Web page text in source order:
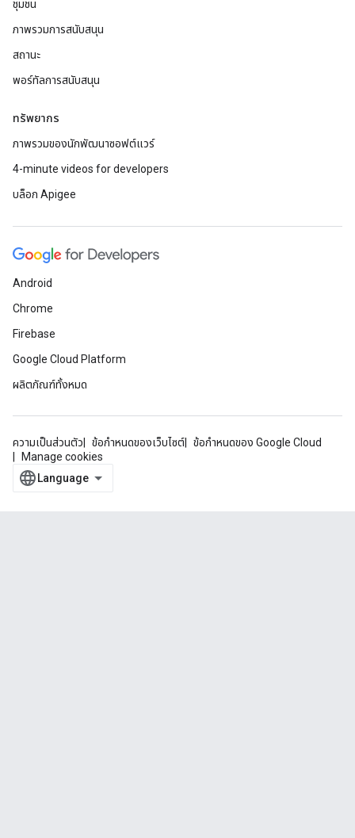
ชุมชน
ภาพรวมการสนับสนุน
สถานะ
พอร์ทัลการสนับสนุน
ทรัพยากร
ภาพรวมของนักพัฒนาซอฟต์แวร์
4-minute videos for developers
บล็อก Apigee
Android
Chrome
Firebase
Google Cloud Platform
ผลิตภัณฑ์ทั้งหมด
ความเป็นส่วนตัว ข้อกำหนดของเว็บไซต์
ข้อกำหนดของ Google Cloud
Manage cookies